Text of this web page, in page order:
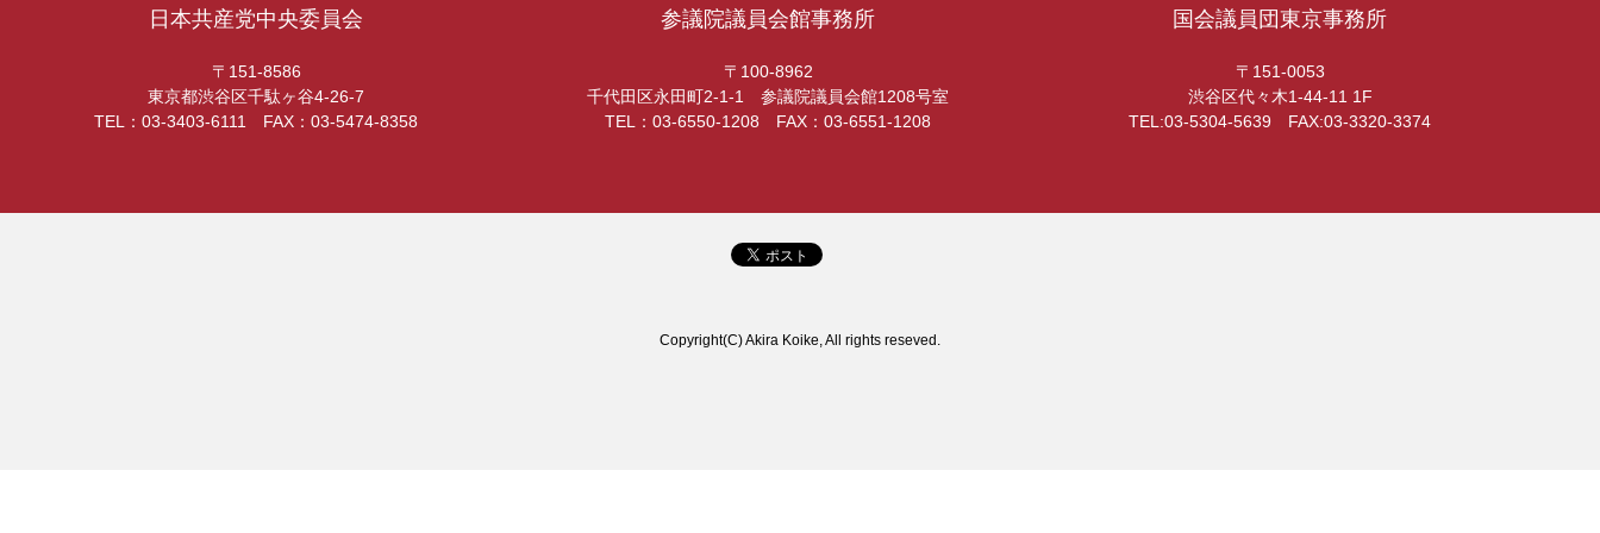
日本共産党中央委員会
〒151-8586
東京都渋谷区千駄ヶ谷4-26-7
TEL：03-3403-6111 FAX：03-5474-8358
参議院議員会館事務所
〒100-8962
千代田区永田町2-1-1 参議院議員会館1208号室
TEL：03-6550-1208 FAX：03-6551-1208
国会議員団東京事務所
〒151-0053
渋谷区代々木1-44-11 1F
TEL:03-5304-5639 FAX:03-3320-3374
Copyright(C) Akira Koike, All rights reseved.